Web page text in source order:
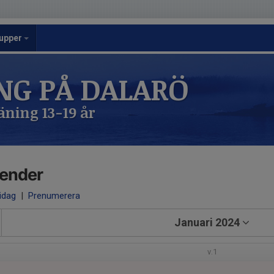
PÅ DALARÖ
13-19 år
| Prenumerera
Januari 2024
v.1